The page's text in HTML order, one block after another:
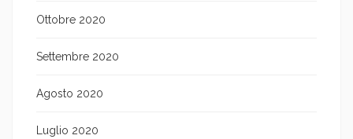
Ottobre 2020
Settembre 2020
Agosto 2020
Luglio 2020